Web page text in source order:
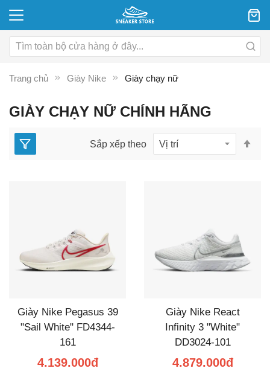
Trang chủ Giày Nike Giày chạy nữ
GIÀY CHẠY NỮ CHÍNH HÃNG
Sắp xếp theo
Giày Nike Pegasus 39
"Sail White" FD4344-
161
4.139.000đ
Giày Nike React
Infinity 3 "White"
DD3024-101
4.879.000đ